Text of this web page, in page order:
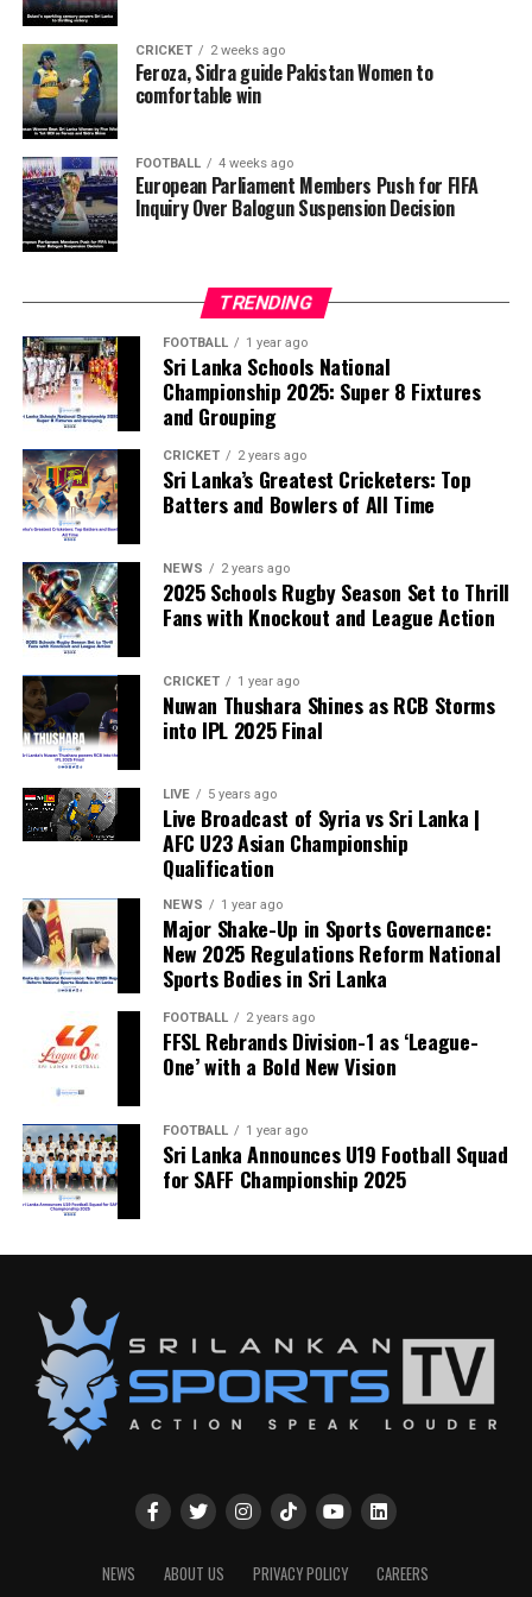
want investigators to determine whether political
pressure from the Trump administration influenced the
reversal of Balogun’s suspension and to assess what
they describe as other possible violations of FIFA’s
principle of political neutrality, including the awarding
of the FIFA Peace Prize to Trump.
FIFA has maintained that the decision to overturn
Balogun’s suspension was made independently by its
According to the lawmakers, support for the initiative is
growing, with 35 members of the European Parliament
already backing the proposal.
“The beauty of sport lies in the consistent and
transparent application of its rules,” the statement said.
“When political influence determines who is eligible to
compete, the principle of fairness is fundamentally
weakened.”
CRICKET 2 weeks ago
Feroza, Sidra guide Pakistan Women to
comfortable win
FOOTBALL 4 weeks ago
European Parliament Members Push for FIFA
Inquiry Over Balogun Suspension Decision
TRENDING
FOOTBALL 1 year ago
Sri Lanka Schools National
Championship 2025: Super 8 Fixtures
and Grouping
CRICKET 2 years ago
Sri Lanka’s Greatest Cricketers: Top
Batters and Bowlers of All Time
NEWS 2 years ago
2025 Schools Rugby Season Set to Thrill
Fans with Knockout and League Action
CRICKET 1 year ago
Nuwan Thushara Shines as RCB Storms
into IPL 2025 Final
LIVE 5 years ago
Live Broadcast of Syria vs Sri Lanka |
AFC U23 Asian Championship
Qualification
NEWS 1 year ago
Major Shake-Up in Sports Governance:
New 2025 Regulations Reform National
Sports Bodies in Sri Lanka
FOOTBALL 2 years ago
FFSL Rebrands Division-1 as ‘League-
One’ with a Bold New Vision
FOOTBALL 1 year ago
Sri Lanka Announces U19 Football Squad
for SAFF Championship 2025
NEWS ABOUT US PRIVACY POLICY CAREERS